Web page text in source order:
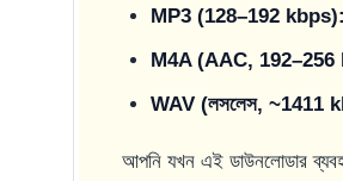
MP3 (128–192 kbps):
M4A (AAC, 192–256
WAV (লসলেস, ~1411
আপনি যখন এই ডাউনলোডার